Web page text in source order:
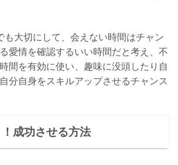
も大切にして、会えない時間はチャン
愛情を確認するいい時間だと考え、不
間を有効に使い、趣味に没頭したり自
分自身をスキルアップさせるチャンス
成功させる方法